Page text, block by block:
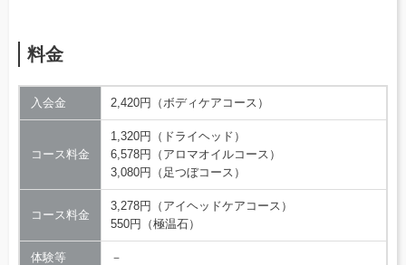
料金
入会金 2,420円（ボディケアコース）
コース料金
1,320円（ドライヘッド）
6,578円（アロマオイルコース）
3,080円（足つぼコース）
コース料金
3,278円（アイヘッドケアコース）
550円（極温石）
体験等 －